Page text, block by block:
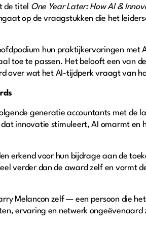
de titel One Year Later: How AI &
op de vraagstukken die het
hun praktijkervaringen met
toe te passen. Het belooft een van
over wat het AI-tijdperk vraagt van
generatie accountants met de
innovatie stimuleert, AI omarmt en
erkend voor hun bijdrage aan de
verder dan de award zelf en vormt
Melancon zelf — een persoon die
ervaring en netwerk ongeëvenaard